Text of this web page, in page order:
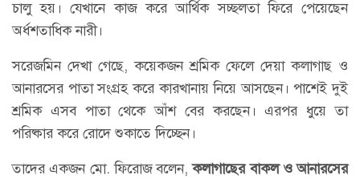
চালু হয়। যেখানে কাজ করে আর্থিক সচ্ছলতা ফিরে পেয়েছেন
অর্ধশতাধিক নারী।
সরেজমিন দেখা গেছে, কয়েকজন শ্রমিক ফেলে দেয়া কলাগাছ ও
আনারসের পাতা সংগ্রহ করে কারখানায় নিয়ে আসছেন। পাশেই দুই
শ্রমিক এসব পাতা থেকে আঁশ বের করছেন। এরপর ধুয়ে তা
পরিষ্কার করে রোদে শুকাতে দিচ্ছেন।
তাদের একজন মো. ফিরোজ বলেন, কলাগাছের বাকল ও আনারসের